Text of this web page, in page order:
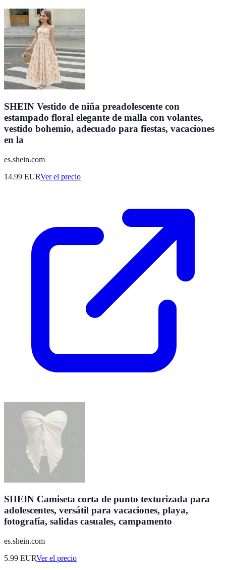
SHEIN Vestido de niña preadolescente con
estampado floral elegante de malla con volantes,
vestido bohemio, adecuado para fiestas, vacaciones
en la
es.shein.com
14.99 EURVer el precio
SHEIN Camiseta corta de punto texturizada para
adolescentes, versátil para vacaciones, playa,
fotografía, salidas casuales, campamento
es.shein.com
5.99 EURVer el precio